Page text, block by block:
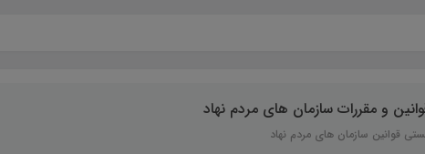
و مقررات سازمان های مردم نهاد
قوانین سازمان های مردم نهاد